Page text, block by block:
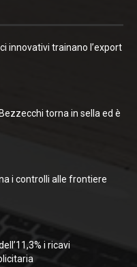
innovativi trainano l’export
torna in sella ed è
i controlli alle frontiere
i ricavi